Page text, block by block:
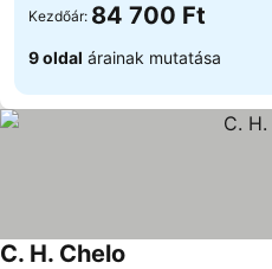
Kezdőár: 84 700 Ft
9 oldal árainak mutatása
C. H. Chelo